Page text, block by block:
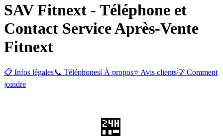
SAV Fitnext - Téléphone et
Contact Service Après-Vente
Fitnext
📋 Infos légales📞 Téléphonesℹ️ À propos⭐ Avis clients💡 Comment
joindre
🏪